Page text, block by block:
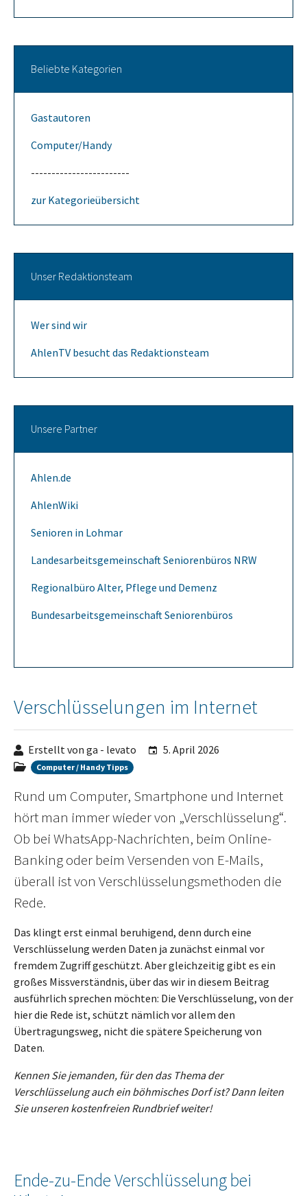
Beliebte Kategorien
Gastautoren
Computer/Handy
------------------------
zur Kategorieübersicht
Unser Redaktionsteam
Wer sind wir
AhlenTV besucht das Redaktionsteam
Unsere Partner
Ahlen.de
AhlenWiki
Senioren in Lohmar
Landesarbeitsgemeinschaft Seniorenbüros NRW
Regionalbüro Alter, Pflege und Demenz
Bundesarbeitsgemeinschaft Seniorenbüros
Verschlüsselungen im Internet
Erstellt von ga - levato 5. April 2026
Computer / Handy Tipps
Rund um Computer, Smartphone und Internet
hört man immer wieder von „Verschlüsselung“.
Ob bei WhatsApp-Nachrichten, beim Online-
Banking oder beim Versenden von E-Mails,
überall ist von Verschlüsselungsmethoden die
Rede.
Das klingt erst einmal beruhigend, denn durch eine
Verschlüsselung werden Daten ja zunächst einmal vor
fremdem Zugriff geschützt. Aber gleichzeitig gibt es ein
großes Missverständnis, über das wir in diesem Beitrag
ausführlich sprechen möchten: Die Verschlüsselung, von der
hier die Rede ist, schützt nämlich vor allem den
Übertragungsweg, nicht die spätere Speicherung von
Daten.
Kennen Sie jemanden, für den das Thema der
Verschlüsselung auch ein böhmisches Dorf ist? Dann leiten
Sie unseren kostenfreien Rundbrief weiter!
Ende-zu-Ende Verschlüsselung bei